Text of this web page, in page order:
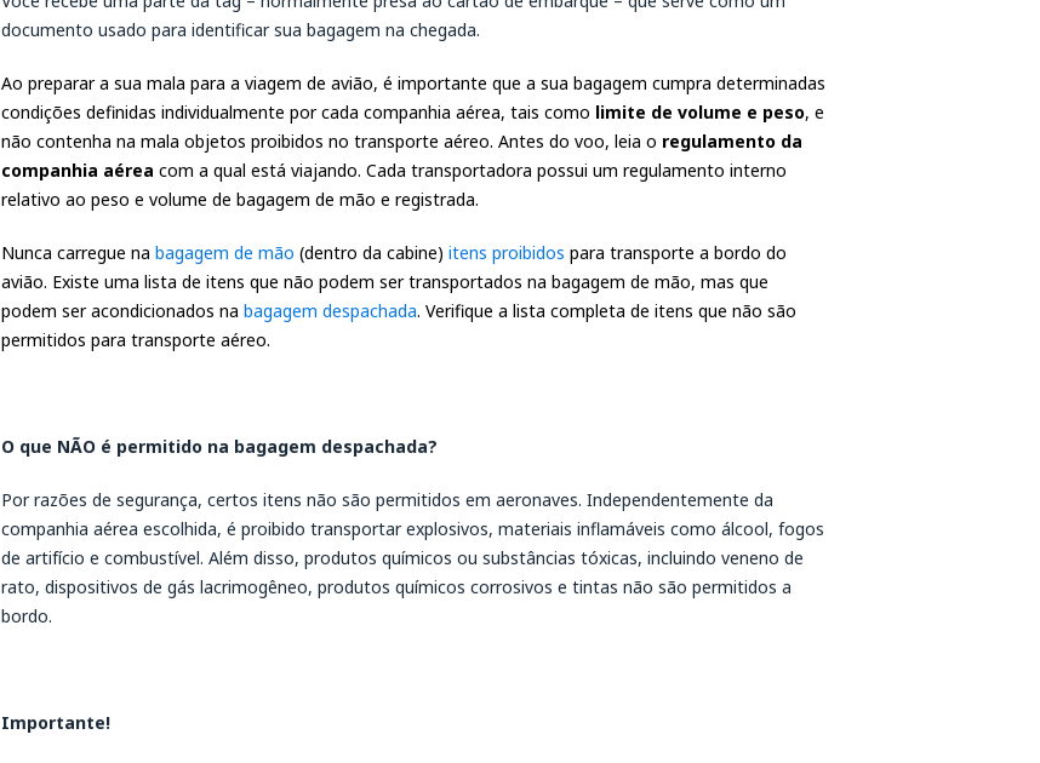
documento usado para identificar sua bagagem na chegada.
Ao preparar a sua mala para a viagem de avião, é importante que a sua bagagem cumpra determinadas
condições definidas individualmente por cada companhia aérea, tais como limite de volume e peso, e
não contenha na mala objetos proibidos no transporte aéreo. Antes do voo, leia o regulamento da
companhia aérea com a qual está viajando. Cada transportadora possui um regulamento interno
relativo ao peso e volume de bagagem de mão e registrada.
Nunca carregue na bagagem de mão (dentro da cabine) itens proibidos para transporte a bordo do
avião. Existe uma lista de itens que não podem ser transportados na bagagem de mão, mas que
podem ser acondicionados na bagagem despachada. Verifique a lista completa de itens que não são
permitidos para transporte aéreo.
O que NÃO é permitido na bagagem despachada?
Por razões de segurança, certos itens não são permitidos em aeronaves. Independentemente da
companhia aérea escolhida, é proibido transportar explosivos, materiais inflamáveis como álcool, fogos
de artifício e combustível. Além disso, produtos químicos ou substâncias tóxicas, incluindo veneno de
rato, dispositivos de gás lacrimogêneo, produtos químicos corrosivos e tintas não são permitidos a
bordo.
Importante!